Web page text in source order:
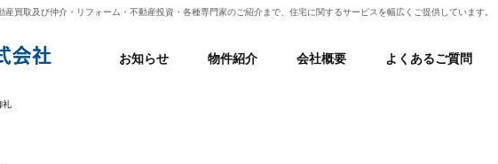
買取及び仲介・リフォーム・不動産投資・各種専門家のご紹介まで、住宅に関するサービスを幅広くご提供しています。
お知らせ 物件紹介 会社概要 よくあるご質問
礼